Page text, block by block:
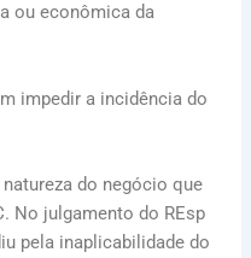
ou econômica da
impedir a incidência do
do negócio que
No julgamento do REsp
pela inaplicabilidade do